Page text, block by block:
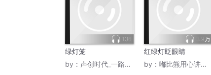
136
绿灯笼
by： 声创时代_一路听天下
3.9万
红绿灯眨眼睛
by： 嘟比熊用心讲故事